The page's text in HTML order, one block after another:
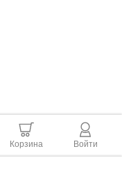
Корзина Войти